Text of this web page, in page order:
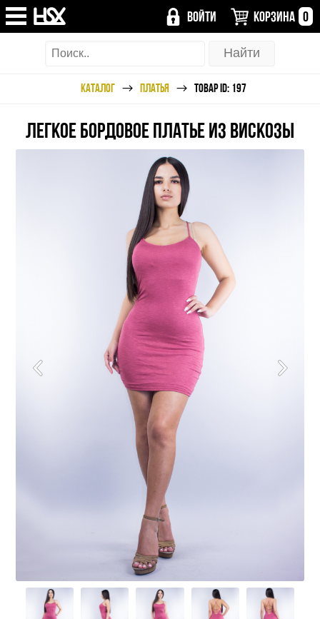
ВОЙТИ КОРЗИНА 0
КАТАЛОГ ПЛАТЬЯ ТОВАР ID: 197
ЛЕГКОЕ БОРДОВОЕ ПЛАТЬЕ ИЗ ВИСКОЗЫ